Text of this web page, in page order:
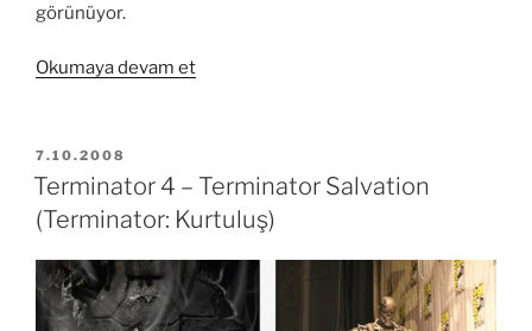
görünüyor.
Okumaya devam et“Ata
Şarkısı”
YAYIM
TARIHI
7.10.2008
Terminator 4 – Terminator Salvation
(Terminator: Kurtuluş)